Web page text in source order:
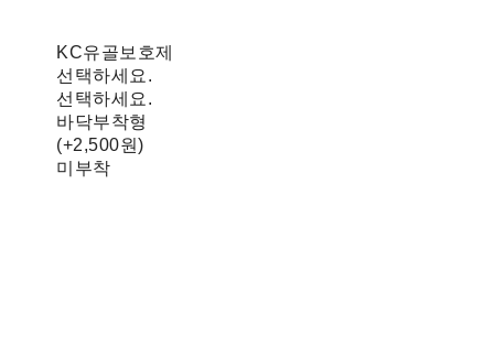
KC유골보호제
선택하세요.
선택하세요.
바닥부착형
(+2,500원)
미부착